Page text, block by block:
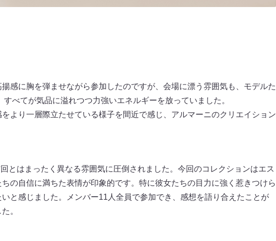
感に胸を弾ませながら参加したのですが、会場に漂う雰囲気も、モデルた
べてが気品に溢れつつ力強いエネルギーを放っていました。
より一層際立たせている様子を間近で感じ、アルマーニのクリエイション
とはまったく異なる雰囲気に圧倒されました。今回のコレクションはエス
の自信に満ちた表情が印象的です。特に彼女たちの目力に強く惹きつけら
と感じました。メンバー11人全員で参加でき、感想を語り合えたことが
。